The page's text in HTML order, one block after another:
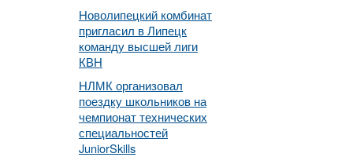
Новолипецкий комбинат
пригласил в Липецк
команду высшей лиги
КВН
НЛМК организовал
поездку школьников на
чемпионат технических
специальностей
JuniorSkills